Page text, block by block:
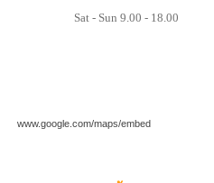
Sat - Sun 9.00 - 18.00
www.google.com/maps/embed